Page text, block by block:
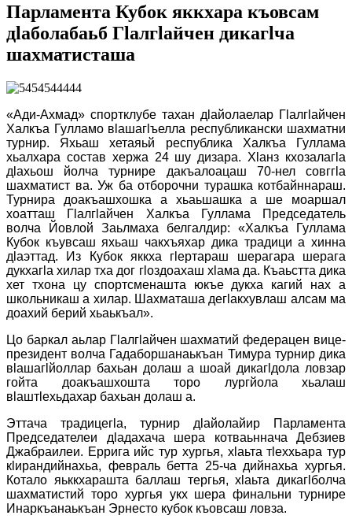
Парламента Кубок яккхара къовсам
дӏаболабаьб Гӏалгӏайчен дикагӏча
шахматисташа
«Ади-Ахмад» спортклубе тахан дӏайолаелар Гӏалгӏайчен
Халкъа Гулламо вӏашагӏъелла республикански шахматни
турнир. Яхьаш хетаяьй республика Халкъа Гуллама
хьалхара состав хержа 24 шу дизара. Хӏанз кхозалагӏа
дӏахьош йолча турнире дакъалоацаш 70-нел совггӏа
шахматист ва. Уж ба отборочни турашка котбайннараш.
Турнира доакъашхошка а хьаьшашка а ше моаршал
хоатташ Гӏалгӏайчен Халкъа Гуллама Председатель
волча Йовлой Заьлмаха белгалдир: «Халкъа Гуллама
Кубок къувсаш яхьаш чакхъяхар дика традици а хинна
дӏаэттад. Из Кубок яккха гӏертараш шерагара шерага
дукхагӏа хилар тха дог гӏоздоахаш хӏама да. Къаьстта дика
хет тхона цу спортсменашта юкъе дукха кагий нах а
школьникаш а хилар. Шахматаша дегӏакхувлаш алсам ма
доахий берий хьаькъал».
Цо баркал аьлар Гӏалгӏайчен шахматий федерацен вице-
президент волча Гадаборшанаькъан Тимура турнир дика
вӏашагӏйоллар бахьан долаш а шоай дикагӏдола ловзар
гойта доакъашхошта торо лургйола хьалаш
вӏаштӏехьдахар бахьан долаш а.
Эттача традицегӏа, турнир дӏайолайир Парламента
Председателеи дӏадахача шера котваьннача Дебзиев
Джабраилеи. Еррига ийс тур хургья, хӏаьта тӏеххьара тур
кӏирандийнахьа, февраль бетта 25-ча дийнахьа хургья.
Котало яьккхарашта баллаш тергья, хӏаьта дикагӏболча
шахматистий торо хургья укх шера финальни турнире
Инаркъанаькъан Эрнесто кубок къовсаш ловза.